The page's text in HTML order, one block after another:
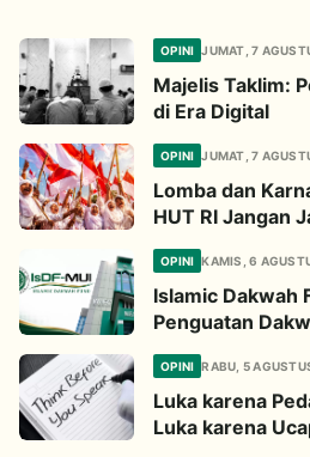
OPINI JUMAT, 7
Majelis Taklim:
di Era Digital
OPINI JUMAT, 7
Lomba dan
HUT RI Jangan
OPINI KAMIS, 6
Islamic Dakwah
Penguatan
OPINI RABU, 5
Luka karena
Luka karena